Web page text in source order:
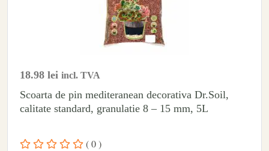
18.98 lei incl. TVA
Scoarta de pin mediteranean decorativa Dr.Soil,
calitate standard, granulatie 8 – 15 mm, 5L
( 0 )